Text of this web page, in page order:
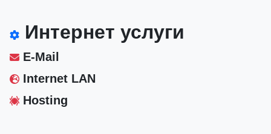
Интернет услуги
E-Mail
Internet LAN
Hosting